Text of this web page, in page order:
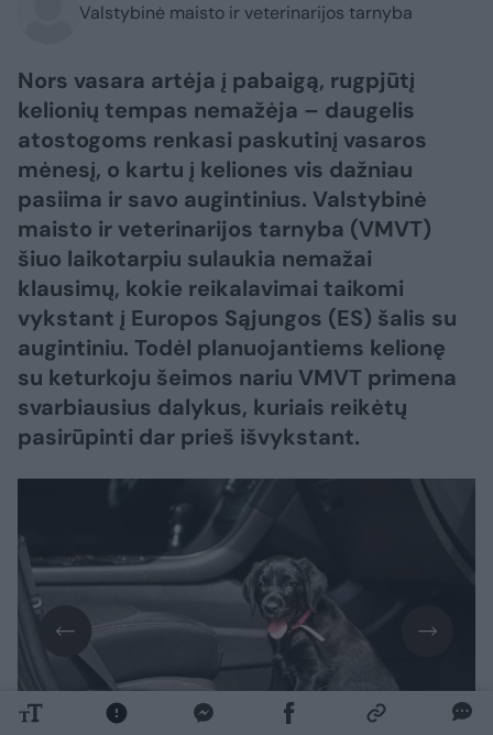
Valstybinė maisto ir veterinarijos tarnyba
Nors vasara artėja į pabaigą, rugpjūtį
kelionių tempas nemažėja – daugelis
atostogoms renkasi paskutinį vasaros
mėnesį, o kartu į keliones vis dažniau
pasiima ir savo augintinius. Valstybinė
maisto ir veterinarijos tarnyba (VMVT)
šiuo laikotarpiu sulaukia nemažai
klausimų, kokie reikalavimai taikomi
vykstant į Europos Sąjungos (ES) šalis su
augintiniu. Todėl planuojantiems kelionę
su keturkoju šeimos nariu VMVT primena
svarbiausius dalykus, kuriais reikėtų
pasirūpinti dar prieš išvykstant.